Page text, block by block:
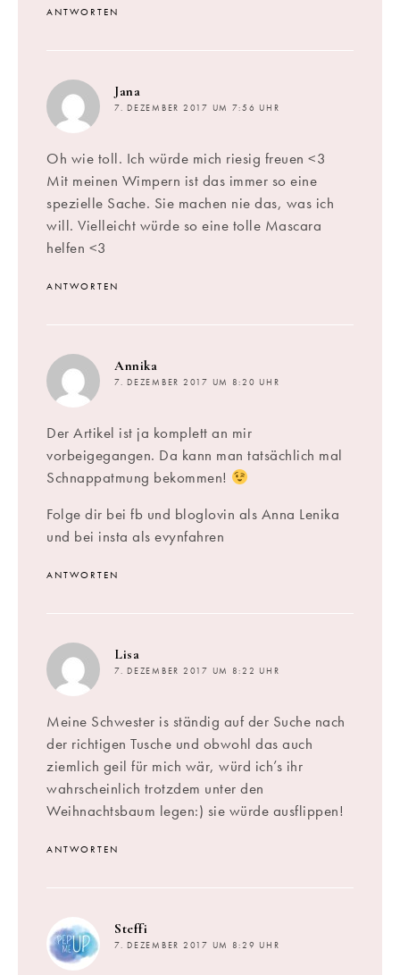
ANTWORTEN
Jana
7. DEZEMBER 2017 UM 7:56 UHR
Oh wie toll. Ich würde mich riesig freuen <3
Mit meinen Wimpern ist das immer so eine
spezielle Sache. Sie machen nie das, was ich
will. Vielleicht würde so eine tolle Mascara
helfen <3
ANTWORTEN
Annika
7. DEZEMBER 2017 UM 8:20 UHR
Der Artikel ist ja komplett an mir
vorbeigegangen. Da kann man tatsächlich mal
Schnappatmung bekommen!
Folge dir bei fb und bloglovin als Anna Lenika
und bei insta als evynfahren
ANTWORTEN
Lisa
7. DEZEMBER 2017 UM 8:22 UHR
Meine Schwester is ständig auf der Suche nach
der richtigen Tusche und obwohl das auch
ziemlich geil für mich wär, würd ich’s ihr
wahrscheinlich trotzdem unter den
Weihnachtsbaum legen:) sie würde ausflippen!
ANTWORTEN
Steffi
7. DEZEMBER 2017 UM 8:29 UHR